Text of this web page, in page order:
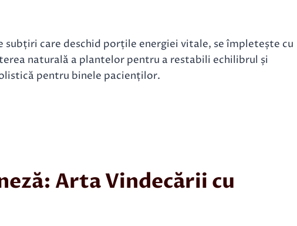
subțiri care deschid porțile energiei vitale, se împletește cu
naturală a plantelor pentru a restabili echilibrul și
pentru binele pacienților.
Arta Vindecării cu